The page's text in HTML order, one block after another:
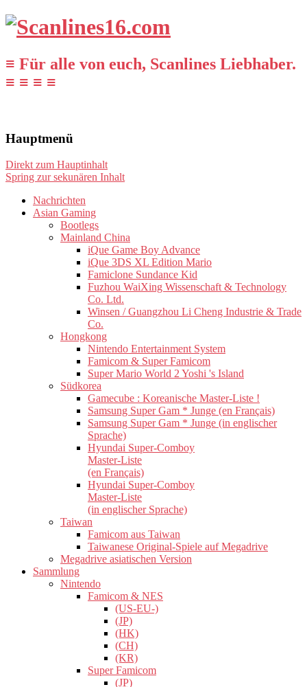
≡ Für alle von euch, Scanlines Liebhaber.
≡ ≡ ≡ ≡
Hauptmenü
Direkt zum Hauptinhalt
Spring zur sekunären Inhalt
Nachrichten
Asian Gaming
Bootlegs
Mainland China
iQue Game Boy Advance
iQue 3DS XL Edition Mario
Famiclone Sundance Kid
Fuzhou WaiXing Wissenschaft & Technology
Co. Ltd.
Winsen / Guangzhou Li Cheng Industrie & Trade
Co.
Hongkong
Nintendo Entertainment System
Famicom & Super Famicom
Super Mario World 2 Yoshi 's Island
Südkorea
Gamecube : Koreanische Master-Liste !
Samsung Super Gam * Junge (en Français)
Samsung Super Gam * Junge (in englischer
Sprache)
Hyundai Super-Comboy
Master-Liste
(en Français)
Hyundai Super-Comboy
Master-Liste
(in englischer Sprache)
Taiwan
Famicom aus Taiwan
Taiwanese Original-Spiele auf Megadrive
Megadrive asiatischen Version
Sammlung
Nintendo
Famicom & NES
(US-EU-)
(JP)
(HK)
(CH)
(KR)
Super Famicom
(JP)